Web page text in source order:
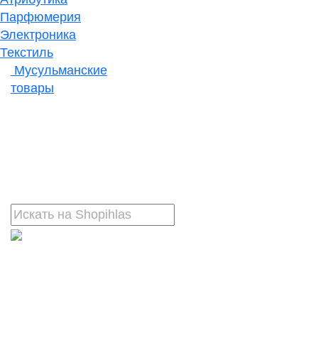
Парфюмерия
Электроника
Текстиль
Мусульманские
товары